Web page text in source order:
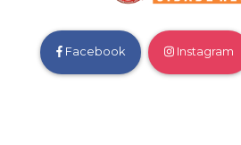
Facebook Instagram